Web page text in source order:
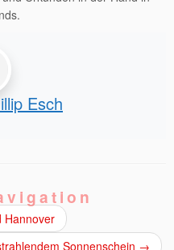
Esch
Hannover
Sonnenschein →